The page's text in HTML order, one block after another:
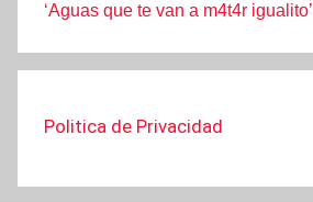
‘Aguas que te van a m4t4r igualito’
Politica de Privacidad